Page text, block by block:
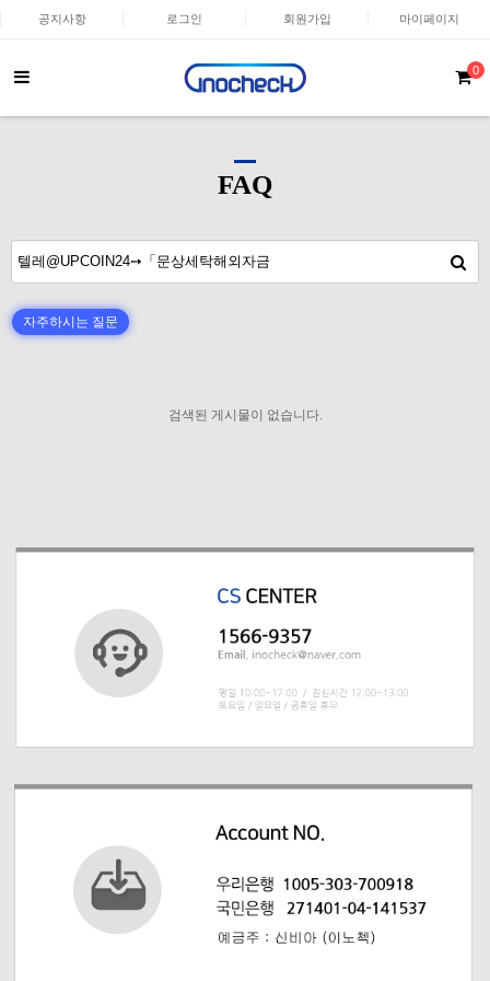
공지사항 로그인 회원가입 마이페이지
0
FAQ
자주하시는 질문
검색된 게시물이 없습니다.